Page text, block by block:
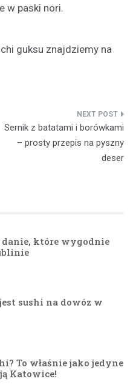
w paski nori.
guksu znajdziemy na
Sernik z batatami i borówkami
– prosty przepis na pyszny
deser
danie, które wygodnie
sushi na dowóz w
To właśnie jako jedyne
Katowice!